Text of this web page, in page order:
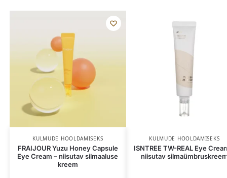
KULMUDE HOOLDAMISEKS
FRAIJOUR Yuzu Honey Capsule
Eye Cream – niisutav silmaaluse
kreem
KULMUDE HOOLDAMISEKS
ISNTREE TW-REAL Eye
niisutav